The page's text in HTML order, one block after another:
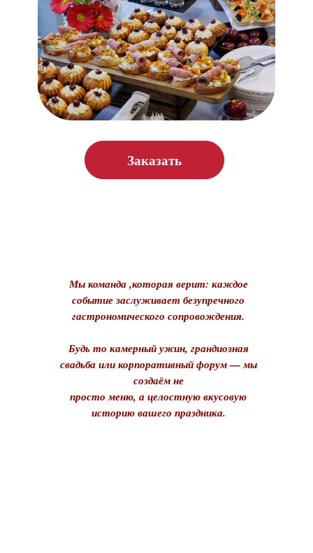
Заказать
Мы команда ,которая верит: каждое
событие заслуживает безупречного
гастрономического сопровождения.
Будь то камерный ужин, грандиозная
свадьба или корпоративный форум — мы
создаём не
просто меню, а целостную вкусовую
историю вашего праздника.